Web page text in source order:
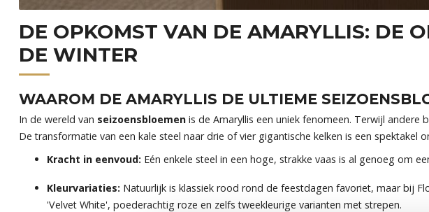
DE OPKOMST VAN DE AMARYLLIS: DE
DE WINTER
WAAROM DE AMARYLLIS DE ULTIEME
In de wereld van seizoensbloemen is de Amaryllis een uniek fenomeen. Terwijl
De transformatie van een kale steel naar drie of vier gigantische kelken is een spektakel
Kracht in eenvoud: Eén enkele steel in een hoge, strakke vaas is al genoeg om
Kleurvariaties: Natuurlijk is klassiek rood rond de feestdagen favoriet, maar bij
'Velvet White', poederachtig roze en zelfs tweekleurige varianten met strepen.